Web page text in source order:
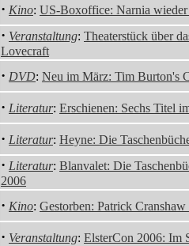
· Kino: US-Boxoffice: Narnia
· Veranstaltung: Theaterstück über
Lovecraft
· DVD: Neu im März: Tim Burton's
· Literatur: Erschienen: Sechs Titel
· Literatur: Heyne: Die
· Literatur: Blanvalet: Die
2006
· Kino: Gestorben: Patrick
· Veranstaltung: ElsterCon 2006: Im